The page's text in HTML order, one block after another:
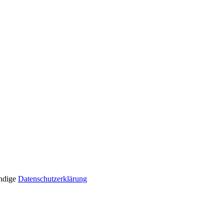
Datenschutzerklärung